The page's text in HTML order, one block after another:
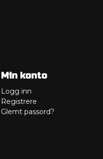
Min konto
Logg inn
Registrere
Glemt passord?